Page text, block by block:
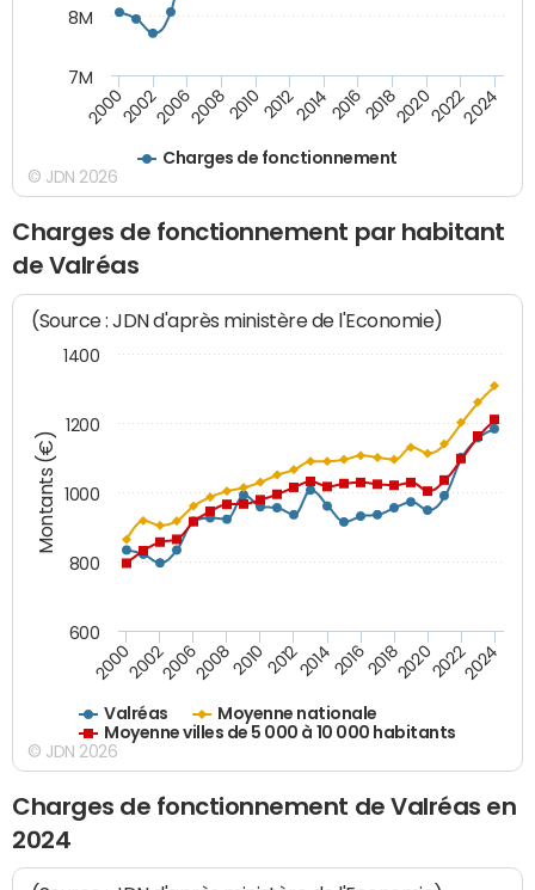
Charges de fonctionnement
200020022006200820102012201420162018202020222024
7M
8M
© JDN 2026
Charges de fonctionnement par habitant
de Valréas
Montants (€)
(Source : JDN d'après ministère de l'Economie)
Valréas
Moyenne nationale
Moyenne villes de 5 000 à 10 000 habitants
200020022006200820102012201420162018202020222024
600
800
1000
1200
1400
© JDN 2026
Charges de fonctionnement de Valréas en
2024